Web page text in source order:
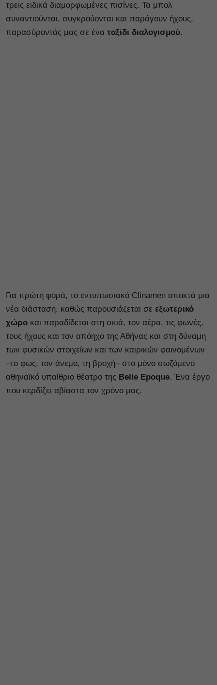
τρεις ειδικά διαμορφωμένες πισίνες. Τα μπολ
συναντιούνται, συγκρούονται και παράγουν ήχους,
παρασύροντάς μας σε ένα ταξίδι διαλογισμού.
Για πρώτη φορά, το εντυπωσιακό Clinamen αποκτά μια
νέα διάσταση, καθώς παρουσιάζεται σε εξωτερικό
χώρο και παραδίδεται στη σκιά, τον αέρα, τις φωνές,
τους ήχους και τον απόηχο της Αθήνας και στη δύναμη
των φυσικών στοιχείων και των καιρικών φαινομένων
–το φως, τον άνεμο, τη βροχή– στο μόνο σωζόμενο
αθηναϊκό υπαίθριο θέατρο της Belle Epoque. Ένα έργο
που κερδίζει αβίαστα τον χρόνο μας.